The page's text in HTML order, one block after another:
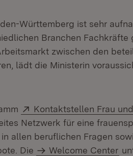
Württemberg ist sehr
Branchen Fachkräfte
zwischen den
lädt die Ministerin
Extern:
Kontaktstellen Frau
Netzwerk für eine
allen beruflichen Fragen
Die
Welcome Center